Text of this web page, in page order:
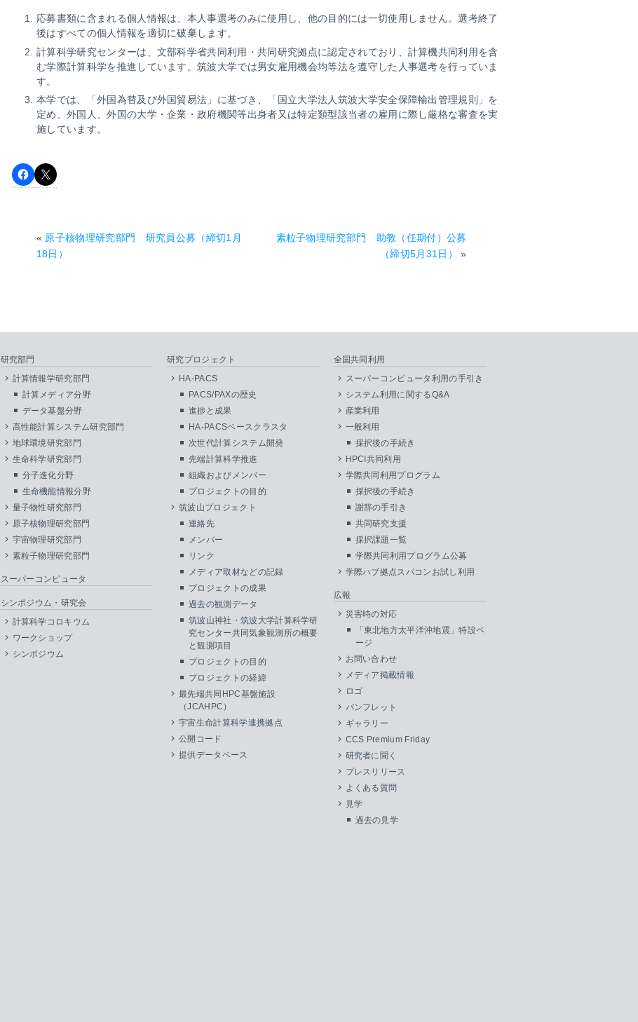
応募書類に含まれる個人情報は、本人事選考のみに使用し、他の目的には一切使用しません。選考終了
後はすべての個人情報を適切に破棄します。
計算科学研究センターは、文部科学省共同利用・共同研究拠点に認定されており、計算機共同利用を含
む学際計算科学を推進しています。筑波大学では男女雇用機会均等法を遵守した人事選考を行っていま
す。
本学では、「外国為替及び外国貿易法」に基づき、「国立大学法人筑波大学安全保障輸出管理規則」を
定め、外国人、外国の大学・企業・政府機関等出身者又は特定類型該当者の雇用に際し厳格な審査を実
施しています。
« 原子核物理研究部門 研究員公募（締切1月
18日）
素粒子物理研究部門 助教（任期付）公募
（締切5月31日）
»
研究部門
計算情報学研究部門
計算メディア分野
データ基盤分野
高性能計算システム研究部門
地球環境研究部門
生命科学研究部門
分子進化分野
生命機能情報分野
量子物性研究部門
原子核物理研究部門
宇宙物理研究部門
素粒子物理研究部門
スーパーコンピュータ
シンポジウム・研究会
計算科学コロキウム
ワークショップ
シンポジウム
研究プロジェクト
HA-PACS
PACS/PAXの歴史
進捗と成果
HA-PACSベースクラスタ
次世代計算システム開発
先端計算科学推進
組織およびメンバー
プロジェクトの目的
筑波山プロジェクト
連絡先
メンバー
リンク
メディア取材などの記録
プロジェクトの成果
過去の観測データ
筑波山神社・筑波大学計算科学研
究センター共同気象観測所の概要
と観測項目
プロジェクトの目的
プロジェクトの経緯
最先端共同HPC基盤施設
（JCAHPC）
宇宙生命計算科学連携拠点
公開コード
提供データベース
全国共同利用
スーパーコンピュータ利用の手引き
システム利用に関するQ&A
産業利用
一般利用
採択後の手続き
HPCI共同利用
学際共同利用プログラム
採択後の手続き
謝辞の手引き
共同研究支援
採択課題一覧
学際共同利用プログラム公募
学際ハブ拠点スパコンお試し利用
広報
災害時の対応
「東北地方太平洋沖地震」特設ペ
ージ
お問い合わせ
メディア掲載情報
ロゴ
パンフレット
ギャラリー
CCS Premium Friday
研究者に聞く
プレスリリース
よくある質問
見学
過去の見学